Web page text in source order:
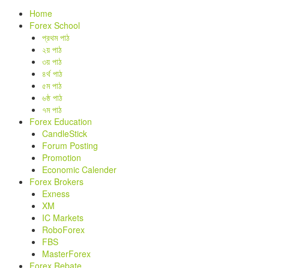
Home
Forex School
প্রথম পাঠ
২য় পাঠ
৩য় পাঠ
৪র্থ পাঠ
৫ম পাঠ
৬ষ্ঠ পাঠ
৭ম পাঠ
Forex Education
CandleStick
Forum Posting
Promotion
Economic Calender
Forex Brokers
Exness
XM
IC Markets
RoboForex
FBS
MasterForex
Forex Rebate